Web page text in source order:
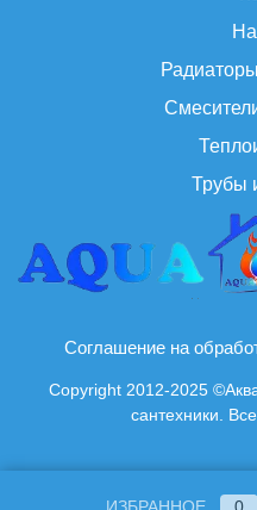
Трубы
Соглашение на
Copyright 2012-2025
сантехники.
ИЗБРАННОЕ 0